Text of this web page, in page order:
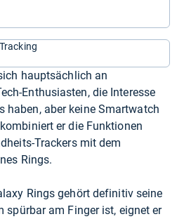
hauptsächlich an
Enthusiasten, die Interesse
haben, aber keine Smartwatch
er die Funktionen
Trackers mit dem
Rings.
Rings gehört definitiv seine
spürbar am Finger ist, eignet er